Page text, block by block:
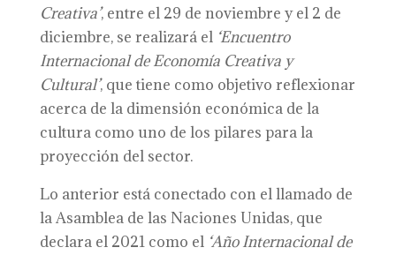
Creativa’, entre el 29 de noviembre y el 2 de
diciembre, se realizará el ‘Encuentro
Internacional de Economía Creativa y
Cultural’, que tiene como objetivo reflexionar
acerca de la dimensión económica de la
cultura como uno de los pilares para la
proyección del sector.
Lo anterior está conectado con el llamado de
la Asamblea de las Naciones Unidas, que
declara el 2021 como el ‘Año Internacional de